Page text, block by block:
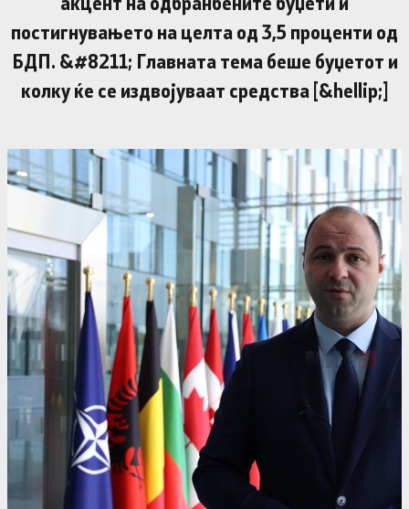
постигнувањето на целта од 3,5 проценти од
БДП. &#8211; Главната тема беше буџетот и
колку ќе се издвојуваат средства [&hellip;]